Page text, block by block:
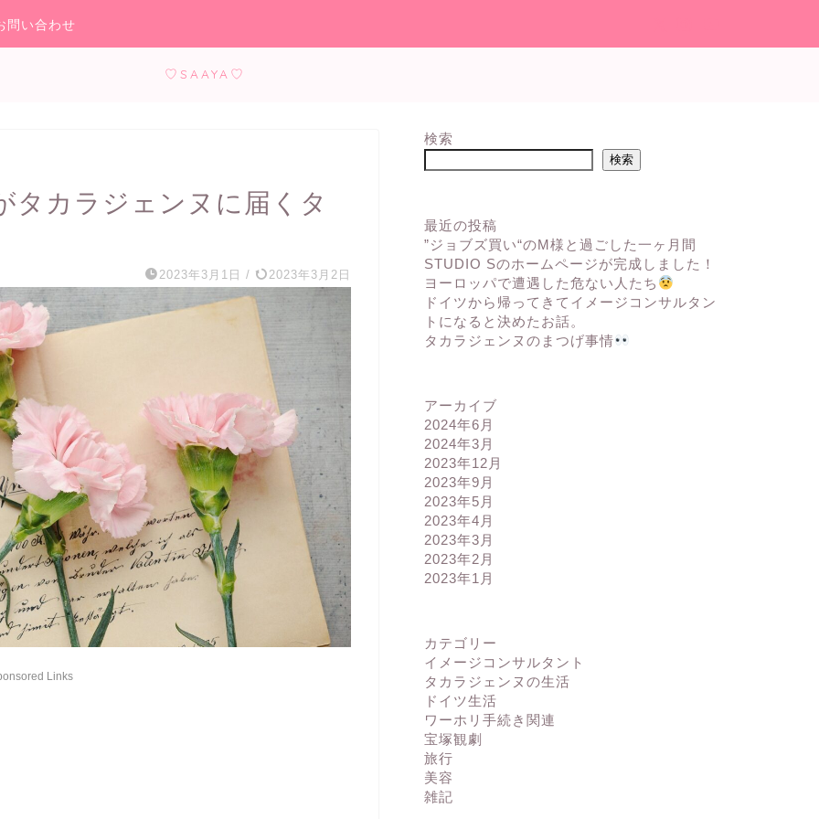
問い合わせ
♡SAAYA♡
タカラジェンヌに届くタ
2023年3月1日 / 2023年3月2日
Links
検索
検索
最近の投稿
”ジョブズ買い“のM様と過ごした一ヶ月間
STUDIO Sのホームページが完成しました！
ヨーロッパで遭遇した危ない人たち
ドイツから帰ってきてイメージコンサルタン
トになると決めたお話。
タカラジェンヌのまつげ事情
アーカイブ
2024年6月
2024年3月
2023年12月
2023年9月
2023年5月
2023年4月
2023年3月
2023年2月
2023年1月
カテゴリー
イメージコンサルタント
タカラジェンヌの生活
ドイツ生活
ワーホリ手続き関連
宝塚観劇
旅行
美容
雑記